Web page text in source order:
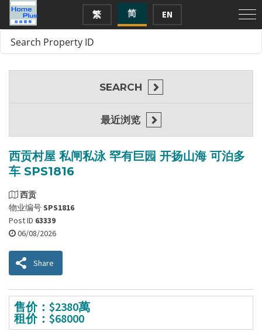
繁 简 EN
西贡村屋 私闸私泳 罕有巨园 开扬山海 可泊多
车 SPS1816
西贡
物业编号SPS1816
Post ID 63339
06/08/2026
Share
售价：$2380萬
租价：$68000
SEARCH
最近浏览